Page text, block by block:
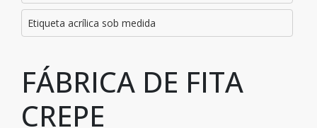
Etiqueta acrílica sob medida
FÁBRICA DE FITA
CREPE